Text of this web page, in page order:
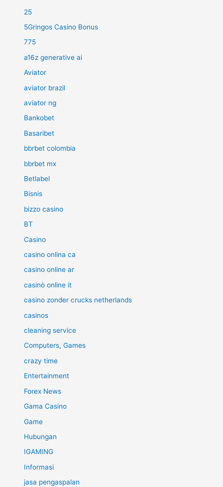
25
5Gringos Casino Bonus
775
a16z generative ai
Aviator
aviator brazil
aviator ng
Bankobet
Basaribet
bbrbet colombia
bbrbet mx
Betlabel
Bisnis
bizzo casino
BT
Casino
casino onlina ca
casino online ar
casinò online it
casino zonder crucks netherlands
casinos
cleaning service
Computers, Games
crazy time
Entertainment
Forex News
Gama Casino
Game
Hubungan
IGAMING
Informasi
jasa pengaspalan